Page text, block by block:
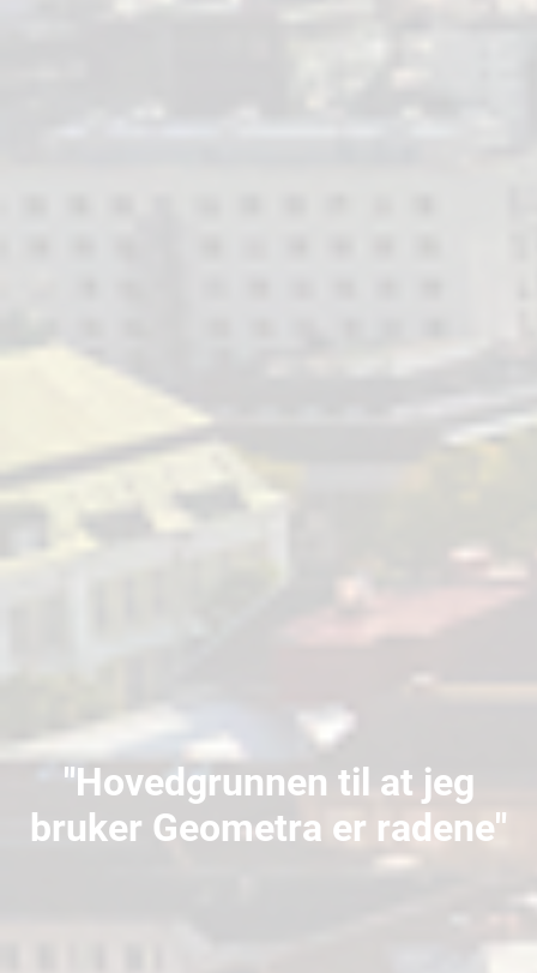
"Hovedgrunnen til at jeg
bruker Geometra er radene"